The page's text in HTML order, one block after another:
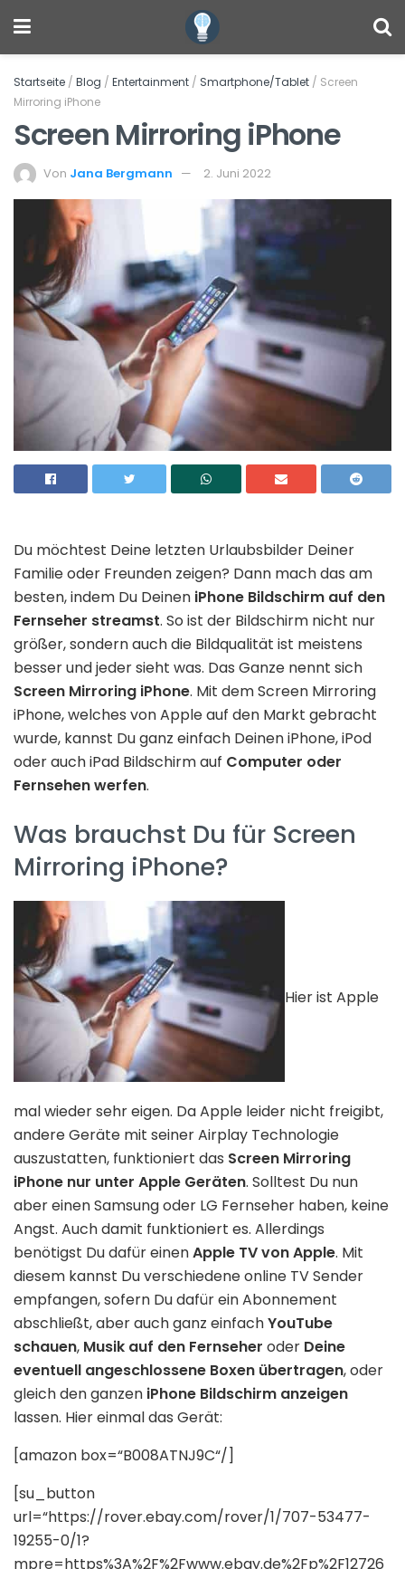
Startseite / Blog / Entertainment / Smartphone/Tablet / Screen
Mirroring iPhone
Screen Mirroring iPhone
Von Jana Bergmann 2. Juni 2022
Du möchtest Deine letzten Urlaubsbilder Deiner
Familie oder Freunden zeigen? Dann mach das am
besten, indem Du Deinen iPhone Bildschirm auf den
Fernseher streamst. So ist der Bildschirm nicht nur
größer, sondern auch die Bildqualität ist meistens
besser und jeder sieht was. Das Ganze nennt sich
Screen Mirroring iPhone. Mit dem Screen Mirroring
iPhone, welches von Apple auf den Markt gebracht
wurde, kannst Du ganz einfach Deinen iPhone, iPod
oder auch iPad Bildschirm auf Computer oder
Fernsehen werfen.
Was brauchst Du für Screen
Mirroring iPhone?
Hier ist Apple
mal wieder sehr eigen. Da Apple leider nicht freigibt,
andere Geräte mit seiner Airplay Technologie
auszustatten, funktioniert das Screen Mirroring
iPhone nur unter Apple Geräten. Solltest Du nun
aber einen Samsung oder LG Fernseher haben, keine
Angst. Auch damit funktioniert es. Allerdings
benötigst Du dafür einenApple TV von Apple. Mit
diesem kannst Du verschiedene online TV Sender
empfangen, sofern Du dafür ein Abonnement
abschließt, aber auch ganz einfachYouTube
schauen, Musik auf den Fernseher oder Deine
eventuell angeschlossene Boxen übertragen, oder
gleich den ganzen iPhone Bildschirm anzeigen
lassen. Hier einmal das Gerät:
[amazon box=“B008ATNJ9C“/]
[su_button
url=“https://rover.ebay.com/rover/1/707-53477-
19255-0/1?
mpre=https%3A%2F%2Fwww.ebay.de%2Fp%2F12726